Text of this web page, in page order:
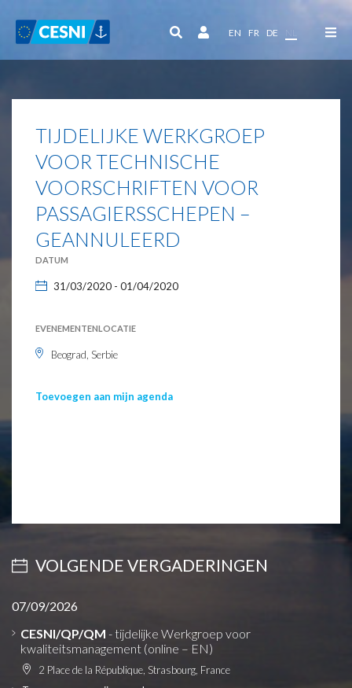
EN FR DE
TIJDELIJKE WERKGROEP
VOOR TECHNISCHE
VOORSCHRIFTEN VOOR
PASSAGIERSSCHEPEN –
GEANNULEERD
DATUM
31/03/2020 - 01/04/2020
EVENEMENTENLOCATIE
Beograd, Serbie
Toevoegen aan mijn agenda
VOLGENDE VERGADERINGEN
07/09/2026
CESNI/QP/QM - tijdelijke Werkgroep voor
kwaliteitsmanagement (online – EN)
2 Place de la République, Strasbourg, France